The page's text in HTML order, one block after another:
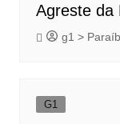
Agreste da
g1 >
G1